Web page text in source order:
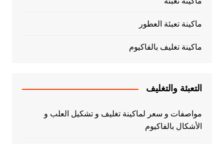
ماكينة تعبئة العطور
ماكينة تغليف بالفاكيوم
التعبئة والتغليف
مواصفات و سعر لماكينة تغليف و تشكيل العلب و
الأشكال بالفاكيوم